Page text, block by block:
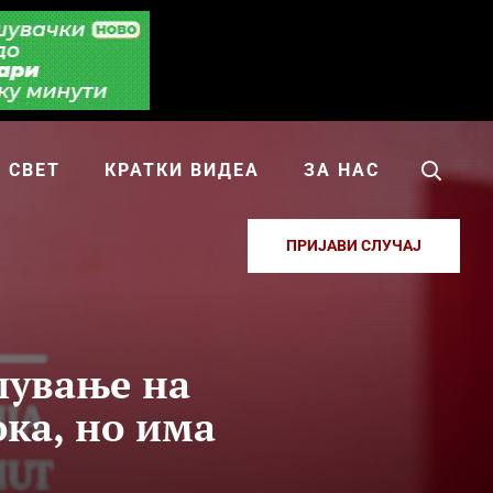
СВЕТ КРАТКИ ВИДЕА ЗА НАС
ПРИЈАВИ СЛУЧАЈ
на
но има